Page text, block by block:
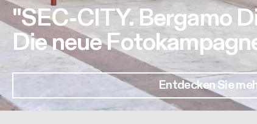
"SEC-CITY. Bergamo
Die neue
Entdecken Sie